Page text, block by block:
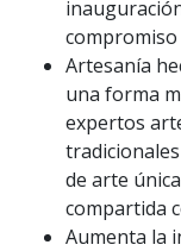
compromiso
Artesanía
una forma
expertos
de arte
compartida
Aumenta la